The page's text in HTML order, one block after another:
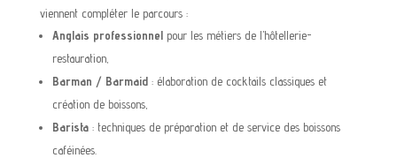
viennent compléter le parcours :
Anglais professionnelpour les métiers de l’hôtellerie-
restauration,
Barman / Barmaid: élaboration de cocktails classiques et
création de boissons,
Barista: techniques de préparation et de service des boissons
caféinées.